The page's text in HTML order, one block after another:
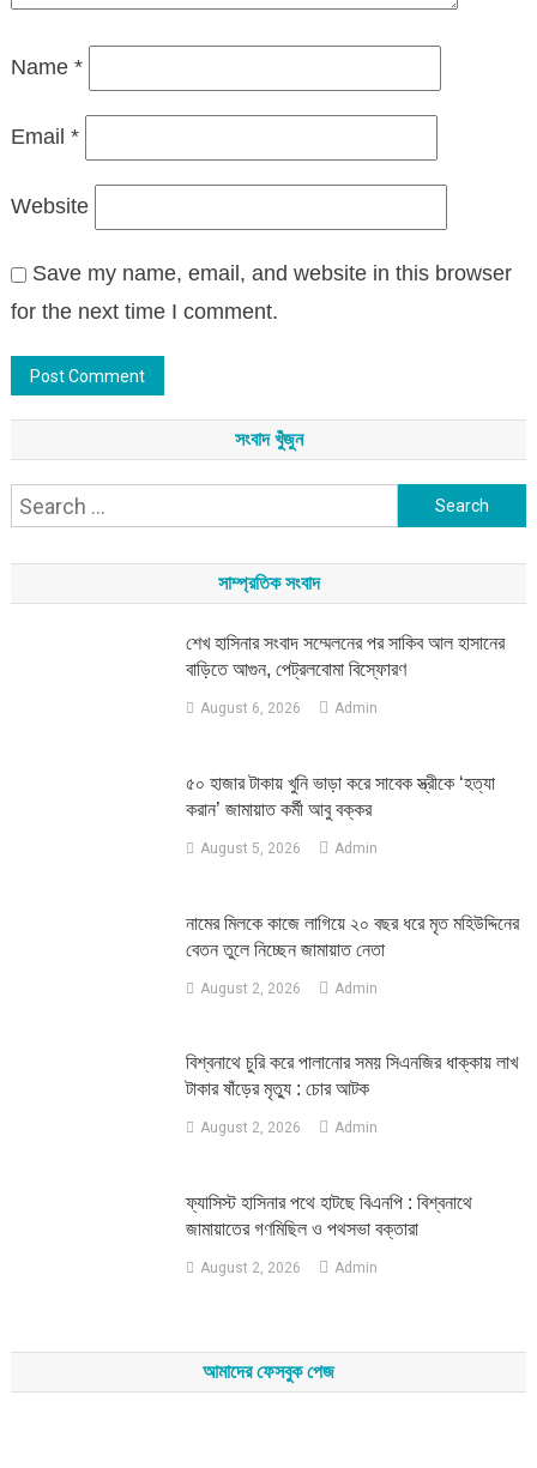
Name *
Email *
Website
Save my name, email, and website in this browser
for the next time I comment.
সংবাদ খুঁজুন
Search
সাম্প্রতিক সংবাদ
শেখ হাসিনার সংবাদ সম্মেলনের পর সাকিব আল হাসানের
বাড়িতে আগুন, পেট্রলবোমা বিস্ফোরণ
August 6, 2026 Admin
৫০ হাজার টাকায় খুনি ভাড়া করে সাবেক স্ত্রীকে ‘হত্যা
করান’ জামায়াত কর্মী আবু বক্কর
August 5, 2026 Admin
নামের মিলকে কাজে লাগিয়ে ২০ বছর ধরে মৃত মহিউদ্দিনের
বেতন তুলে নিচ্ছেন জামায়াত নেতা
August 2, 2026 Admin
‎বিশ্বনাথে চুরি করে পালানোর সময় সিএনজির ধাক্কায় লাখ
টাকার ষাঁড়ের মৃত্যু : চোর আটক
August 2, 2026 Admin
‎ফ্যাসিস্ট হাসিনার পথে হাটছে বিএনপি : বিশ্বনাথে
জামায়াতের গণমিছিল ও পথসভা বক্তারা
August 2, 2026 Admin
আমাদের ফেসবুক পেজ